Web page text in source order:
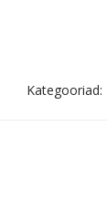
Kategooriad: